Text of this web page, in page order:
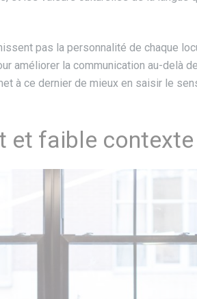
pas la personnalité de chaque
améliorer la communication au-delà
à ce dernier de mieux en saisir le
et faible contexte